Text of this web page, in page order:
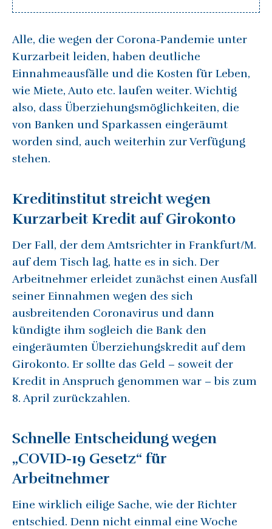
Alle, die wegen der Corona-Pandemie unter
Kurzarbeit leiden, haben deutliche
Einnahmeausfälle und die Kosten für Leben,
wie Miete, Auto etc. laufen weiter. Wichtig
also, dass Überziehungsmöglichkeiten, die
von Banken und Sparkassen eingeräumt
worden sind, auch weiterhin zur Verfügung
stehen.
Kreditinstitut streicht wegen
Kurzarbeit Kredit auf Girokonto
Der Fall, der dem Amtsrichter in Frankfurt/M.
auf dem Tisch lag, hatte es in sich. Der
Arbeitnehmer erleidet zunächst einen Ausfall
seiner Einnahmen wegen des sich
ausbreitenden Coronavirus und dann
kündigte ihm sogleich die Bank den
eingeräumten Überziehungskredit auf dem
Girokonto. Er sollte das Geld – soweit der
Kredit in Anspruch genommen war – bis zum
8. April zurückzahlen.
Schnelle Entscheidung wegen
„COVID-19 Gesetz“ für
Arbeitnehmer
Eine wirklich eilige Sache, wie der Richter
entschied. Denn nicht einmal eine Woche